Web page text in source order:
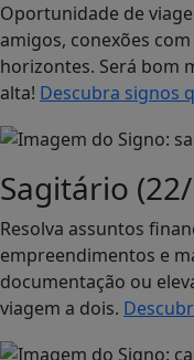
Oportunidade de
amigos, conexões
horizontes. Será bom
alta! Descubra signos
Sagitário
Resolva assuntos
empreendimentos e
documentação ou
viagem a dois.